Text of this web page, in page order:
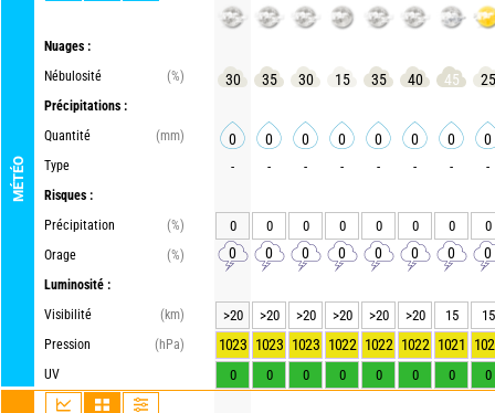
MÉTÉO
Nuages :
Nébulosité
(%)
Précipitations :
Quantité
(mm)
Type
Risques :
Précipitation
(%)
Orage
(%)
Luminosité :
Visibilité
(km)
Pression
(hPa)
UV
30 35 30 15 35 40 45 25
0 0 0 0 0 0 0 0
- - - - - - - -
0 0 0 0 0 0 0 0
0 0 0 0 0 0 0 0
>20 >20 >20 >20 >20 >20 15 15
1023 1023 1023 1022 1022 1022 1021
0 0 0 0 0 0 0 0